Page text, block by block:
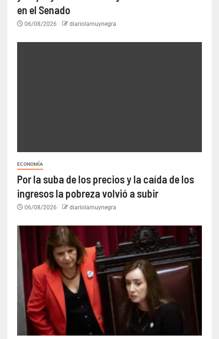
en el Senado
06/08/2026 diariolamuynegra
ECONOMÍA
Por la suba de los precios y la caída de los
ingresos la pobreza volvió a subir
06/08/2026 diariolamuynegra